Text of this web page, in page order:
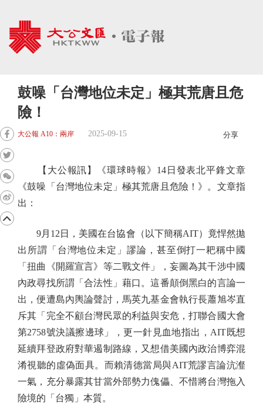
鼓噪「台灣地位未定」極其荒唐且危
險！
大公報 A10：兩岸 2025-09-15 分享
【大公報訊】《環球時報》14日發表北平鋒文章
《鼓噪「台灣地位未定」極其荒唐且危險！》。文章指
出：
9月12日，美國在台協會（以下簡稱AIT）竟悍然拋
出所謂「台灣地位未定」謬論，甚至倒打一耙稱中國
「扭曲《開羅宣言》等二戰文件」，妄圖為其干涉中國
內政尋找所謂「合法性」藉口。這番顛倒黑白的言論一
出，便遭島內輿論聲討，馬英九基金會執行長蕭旭岑直
斥其「完全不顧台灣民眾的利益與安危，打聯合國大會
第2758號決議擦邊球」，更一針見血地指出，AIT既想
延續拜登政府對華遏制路線，又想借美國內政治博弈混
淆視聽的虛偽面具。而賴清德當局與AIT荒謬言論沆瀣
一氣，充分暴露其甘當外部勢力傀儡、不惜將台灣拖入
險境的「台獨」本質。